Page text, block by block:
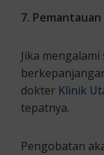
7.
Jika
dokter Klinik
tepatnya.
Pengobatan